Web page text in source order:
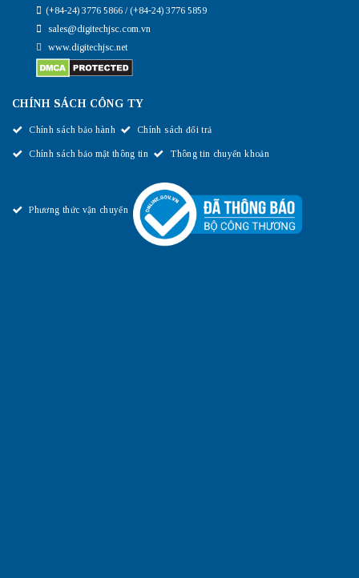
(+84-24) 3776 5866 / (+84-24) 3776 5859
sales@digitechjsc.com.vn
www.digitechjsc.net
CHÍNH SÁCH CÔNG TY
Chính sách bảo hành Chính sách đổi trả
Chính sách bảo mật thông tin Thông tin chuyển khoản
Phương thức vận chuyển